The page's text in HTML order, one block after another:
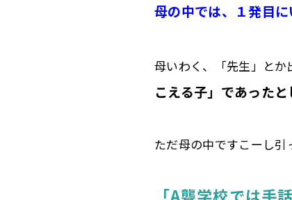
母の中では、１発目
母いわく、「先生」と
こえる子」であった
ただ母の中ですこーし
「A聾学校では手